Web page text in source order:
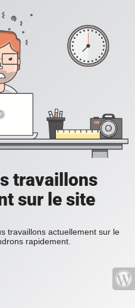
travaillons
sur le site
travaillons actuellement sur le
rapidement.